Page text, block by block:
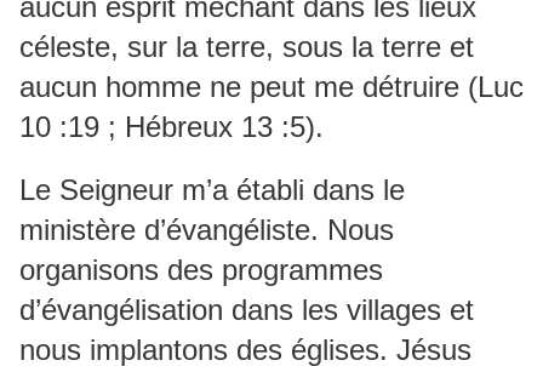
aucun esprit méchant dans les lieux
céleste, sur la terre, sous la terre et
aucun homme ne peut me détruire (Luc
10 :19 ; Hébreux 13 :5).
Le Seigneur m’a établi dans le
ministère d’évangéliste. Nous
organisons des programmes
d’évangélisation dans les villages et
nous implantons des églises. Jésus